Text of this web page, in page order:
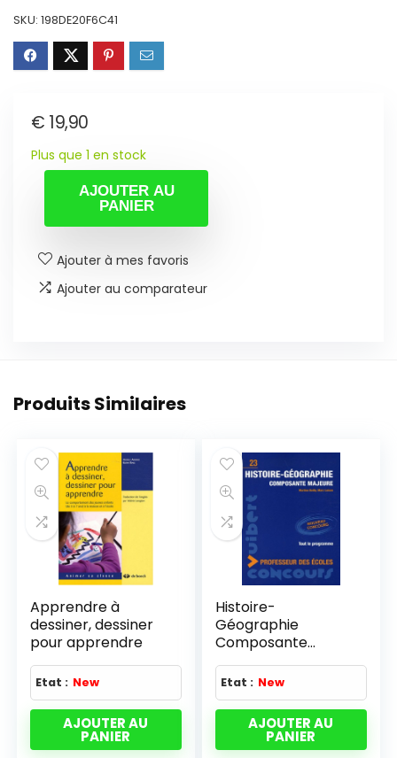
SKU: 198DE20F6C41
€ 19,90
Plus que 1 en stock
AJOUTER AU
PANIER
Ajouter à mes favoris
Ajouter au comparateur
Produits Similaires
Apprendre à
dessiner, dessiner
pour apprendre
Etat : New
AJOUTER AU
PANIER
Histoire-
Géographie
Composante
majeure Concours
Professeur des
écoles
Etat : New
AJOUTER AU
PANIER